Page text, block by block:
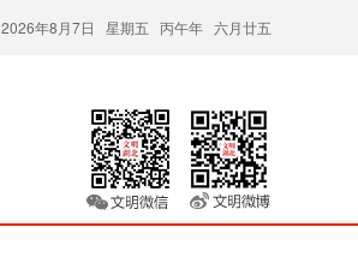
2026年8月7日 星期五 丙午年 六月廿五